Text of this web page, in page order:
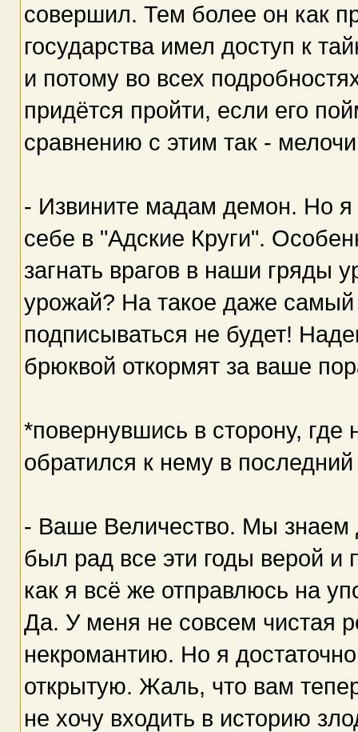
совершил. Тем более он как
государства имел доступ к
и потому во всех
придётся пройти, если его
сравнению с этим так -
- Извините мадам демон. Но я
себе в "Адские Круги".
загнать врагов в наши гряды
урожай? На такое даже
подписываться не будет!
брюквой откормят за ваше
*повернувшись в сторону,
обратился к нему в последний
- Ваше Величество. Мы знаем
был рад все эти годы верой
как я всё же отправлюсь на
Да. У меня не совсем чистая
некромантию. Но я
открытую. Жаль, что вам
не хочу входить в историю